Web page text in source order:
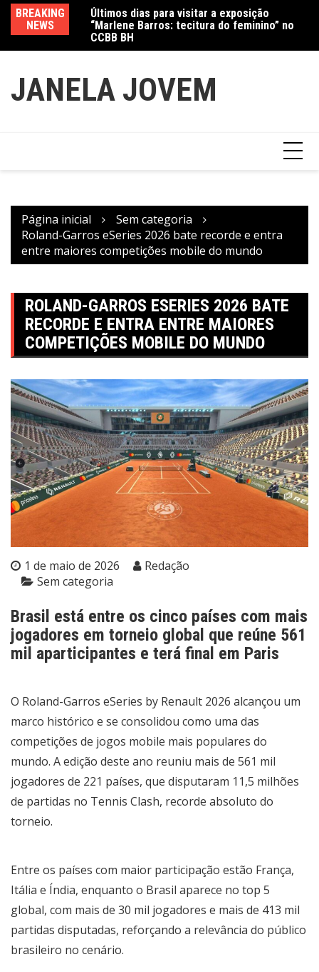
conteúdo
BREAKING
NEWS
Últimos dias para visitar a exposição
“Marlene Barros: tecitura do feminino” no
CCBB BH
Amanda Mangili transforma beleza e
inclusão em conexão real nas redes
JANELA JOVEM
Página inicial
Sem categoria
Roland-Garros eSeries 2026 bate recorde e entra
entre maiores competições mobile do mundo
ROLAND-GARROS ESERIES 2026 BATE
RECORDE E ENTRA ENTRE MAIORES
COMPETIÇÕES MOBILE DO MUNDO
1 de maio de 2026
Redação
Sem categoria
Brasil está entre os cinco países com mais
jogadores em torneio global que reúne 561
mil aparticipantes e terá final em Paris
​​​​​​​O Roland-Garros eSeries by Renault 2026 alcançou um
marco histórico e se consolidou como uma das
competições de jogos mobile mais populares do
mundo. A edição deste ano reuniu mais de 561 mil
jogadores de 221 países, que disputaram 11,5 milhões
de partidas no Tennis Clash, recorde absoluto do
torneio.
Entre os países com maior participação estão França,
Itália e Índia, enquanto o Brasil aparece no top 5
global, com mais de 30 mil jogadores e mais de 413 mil
partidas disputadas, reforçando a relevância do público
brasileiro no cenário.